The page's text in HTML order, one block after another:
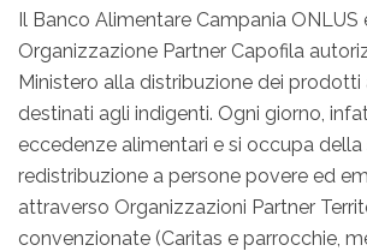
Il Banco Alimentare Campania ONLUS
Organizzazione Partner Capofila
Ministero alla distribuzione dei prodotti
destinati agli indigenti. Ogni giorno,
eccedenze alimentari e si occupa
redistribuzione a persone povere ed
attraverso Organizzazioni Partner
convenzionate (Caritas e parrocchie,